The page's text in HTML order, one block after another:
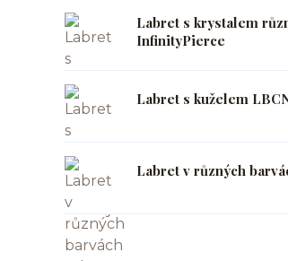
Labret s krystalem
InfinityPierce
Labret s kuželem
Labret v různých